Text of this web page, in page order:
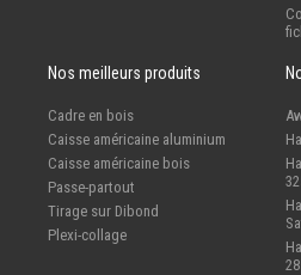
Nos meilleurs produits
Cadre en bois
Caisse américaine aluminium
Caisse américaine bois
Passe-partout
Tirage sur Dibond
Plexi-collage